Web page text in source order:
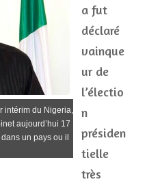
intérim du Nigeria,
aujourd’hui 17
un pays ou il
a fut
déclaré
vainque
ur de
l’électio
n
présiden
tielle
très